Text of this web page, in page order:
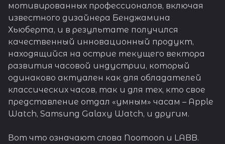
мотивированных профессионалов, включая
известного дизайнера Бенджамина
Хьюберта, и в результате получился
качественный инновационный продукт,
находящийся на острие текущего вектора
развития часовой индустрии, который
одинаково актуален как для обладателей
классических часов, так и для тех, кто свое
представление отдал «умным» часам – Apple
Watch, Samsung Galaxy Watch, и другим.
Вот что означают слова Noomoon и LABB.